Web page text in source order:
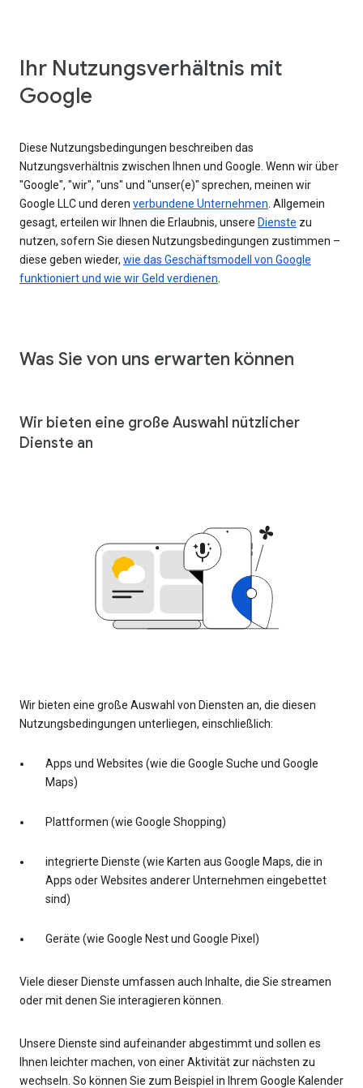
Ihr Nutzungsverhältnis mit
Google
Diese Nutzungsbedingungen beschreiben das
Nutzungsverhältnis zwischen Ihnen und Google. Wenn wir über
"Google", "wir", "uns" und "unser(e)" sprechen, meinen wir
Google LLC und deren verbundene Unternehmen . Allgemein
gesagt, erteilen wir Ihnen die Erlaubnis, unsere Dienste zu
nutzen, sofern Sie diesen Nutzungsbedingungen zustimmen –
diese geben wieder, wie das Geschäftsmodell von Google
funktioniert und wie wir Geld verdienen
Was Sie von uns erwarten können
Wir bieten eine große Auswahl nützlicher
Dienste an
Wir bieten eine große Auswahl von Diensten an, die diesen
Nutzungsbedingungen unterliegen, einschließlich:
Apps und Websites (wie die Google Suche und Google
Maps)
Plattformen (wie Google Shopping)
integrierte Dienste (wie Karten aus Google Maps, die in
Apps oder Websites anderer Unternehmen eingebettet
sind)
Geräte (wie Google Nest und Google Pixel)
Viele dieser Dienste umfassen auch Inhalte, die Sie streamen
oder mit denen Sie interagieren können.
Unsere Dienste sind aufeinander abgestimmt und sollen es
Ihnen leichter machen, von einer Aktivität zur nächsten zu
wechseln. So können Sie zum Beispiel in Ihrem Google Kalender